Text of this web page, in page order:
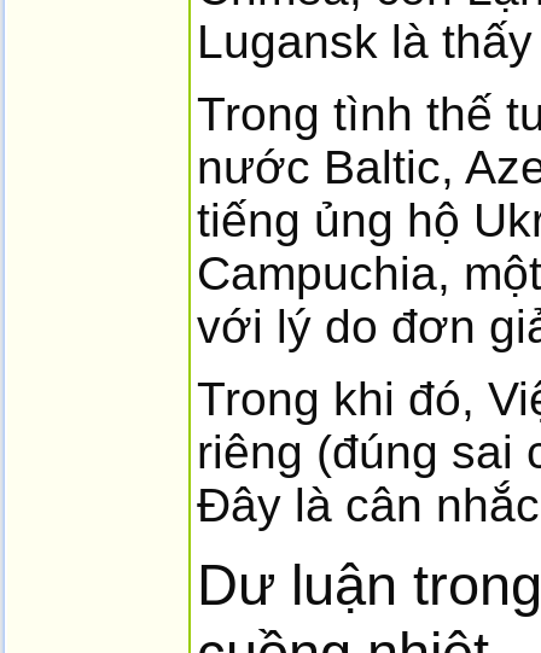
Lugansk là
Trong tình thế
nước Baltic,
tiếng ủng hộ
Campuchia,
với lý do đơn
Trong khi đó,
riêng (đúng sai
Đây là cân
Dư luận